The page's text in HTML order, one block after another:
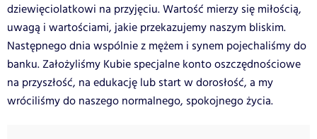
dziewięciolatkowi na przyjęciu. Wartość mierzy się miłością,
uwagą i wartościami, jakie przekazujemy naszym bliskim.
Następnego dnia wspólnie z mężem i synem pojechaliśmy do
banku. Założyliśmy Kubie specjalne konto oszczędnościowe
na przyszłość, na edukację lub start w dorosłość, a my
wróciliśmy do naszego normalnego, spokojnego życia.